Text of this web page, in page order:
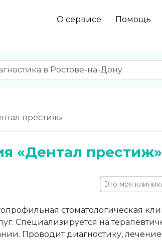
О сервисе Помощь
престиж»
«Дентал престиж»
Это моя
стоматологическая
Специализируется на
Проводит диагностику,